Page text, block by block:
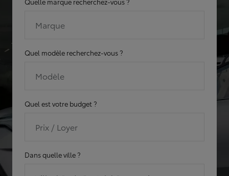
Marque
Quel modèle recherchez-vous ?
Modèle
Quel est votre budget ?
Prix / Loyer
Dans quelle ville ?